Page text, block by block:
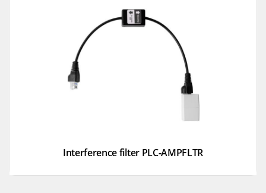
Interference filter PLC-AMPFLTR